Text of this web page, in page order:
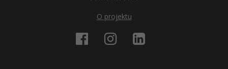
O projektu